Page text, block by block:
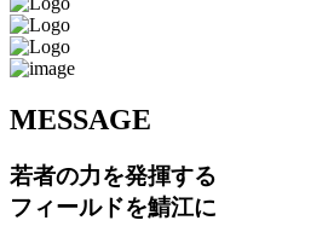
MESSAGE
若者の力を発揮する
フィールドを鯖江に